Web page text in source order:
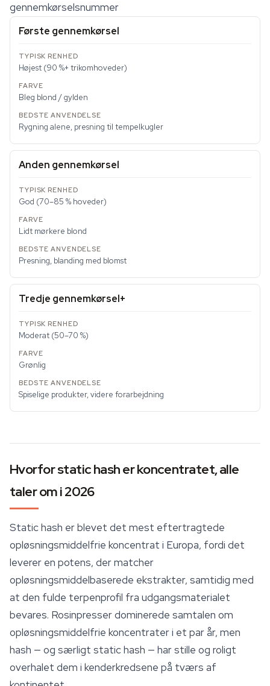
gennemkørselsnummer
Første gennemkørsel
Højest (90 %+ trikomhoveder)
Bleg blond / gylden
Rygning alene, presning til tempelkugler
Anden gennemkørsel
God (70–85 % hoveder)
Lidt mørkere blond
Presning, blanding med blomst
Tredje gennemkørsel+
Moderat (50–70 %)
Grønlig
Spiselige produkter, videre forarbejdning
Hvorfor static hash er koncentratet, alle
taler om i 2026
Static hash er blevet det mest eftertragtede
opløsningsmiddelfrie koncentrat i Europa, fordi det
leverer en potens, der matcher
opløsningsmiddelbaserede ekstrakter, samtidig med
at den fulde terpenprofil fra udgangsmaterialet
bevares. Rosinpresser dominerede samtalen om
opløsningsmiddelfrie koncentrater i et par år, men
hash — og særligt static hash — har stille og roligt
overhalet dem i kenderkredsene på tværs af